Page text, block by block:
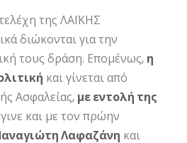
της ΛΑΪΚΗΣ
διώκονται για την
τους δράση. Επομένως, η
και γίνεται από
Ασφαλείας, με εντολή της
και με τον πρώην
Λαφαζάνη και